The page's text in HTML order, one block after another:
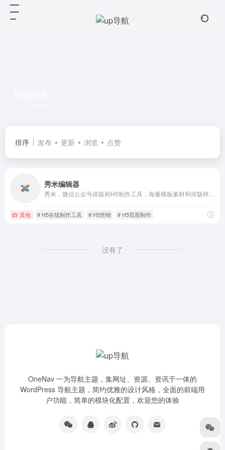
排序 发布 更新 浏览 点赞
秀米编辑器
其他 # H5在线制作工具 # H5营销 # H5页面制作
没有了
OneNav 一为导航主题，集网址、资源、资讯于一体的
WordPress 导航主题，简约优雅的设计风格，全面的前端用
户功能，简单的模块化配置，欢迎您的体验